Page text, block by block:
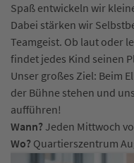
Spaß entwickeln wir
Dabei stärken wir
Teamgeist. Ob laut oder
findet jedes Kind seinen
Unser großes Ziel: Beim
der Bühne stehen und
aufführen!
Wann? Jeden Mittwoch
Wo? Quartierszentrum